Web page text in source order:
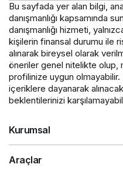
Bu sayfada yer alan bilgi,
danışmanlığı kapsamında
danışmanlığı hizmeti,
kişilerin finansal durumu ile
alınarak bireysel olarak
öneriler genel nitelikte olup,
profilinize uygun olmayabilir.
içeriklere dayanarak alınacak
beklentilerinizi
Kurumsal
Araçlar